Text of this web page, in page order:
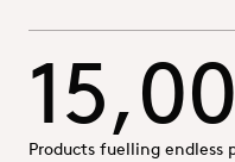
Products fuelling endless